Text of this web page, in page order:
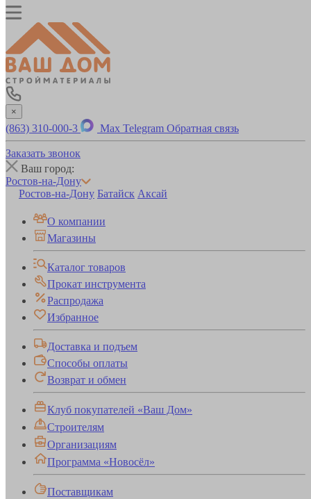
×
(863) 310-000-3 Max Telegram Обратная связь
Заказать звонок
Ваш город:
Ростов-на-Дону
Ростов-на-Дону Батайск Аксай
О компании
Магазины
Каталог товаров
Прокат инструмента
Распродажа
Избранное
Доставка и подъем
Способы оплаты
Возврат и обмен
Клуб покупателей «Ваш Дом»
Строителям
Организациям
Программа «Новосёл»
Поставщикам